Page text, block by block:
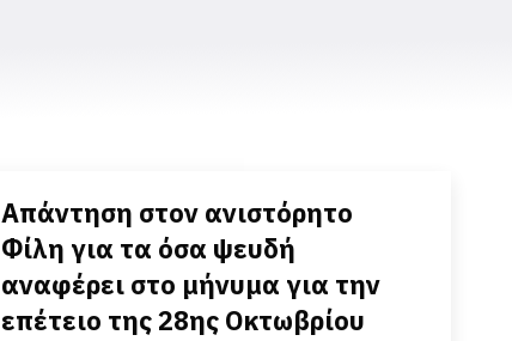
Απάντηση στον ανιστόρητο
Φίλη για τα όσα ψευδή
αναφέρει στο μήνυμα για την
επέτειο της 28ης Οκτωβρίου